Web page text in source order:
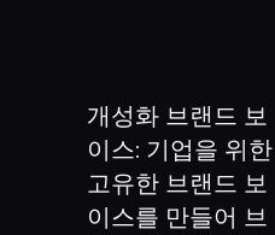
개성화 브랜드 보
이스: 기업을 위한
고유한 브랜드 보
이스를 만들어 브